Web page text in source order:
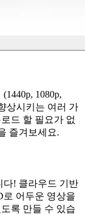
1080p,
상시키는 여러 가
드 할 필요가 없
즐겨보세요.
다! 클라우드 기반
어두운 영상을
록 만들 수 있습